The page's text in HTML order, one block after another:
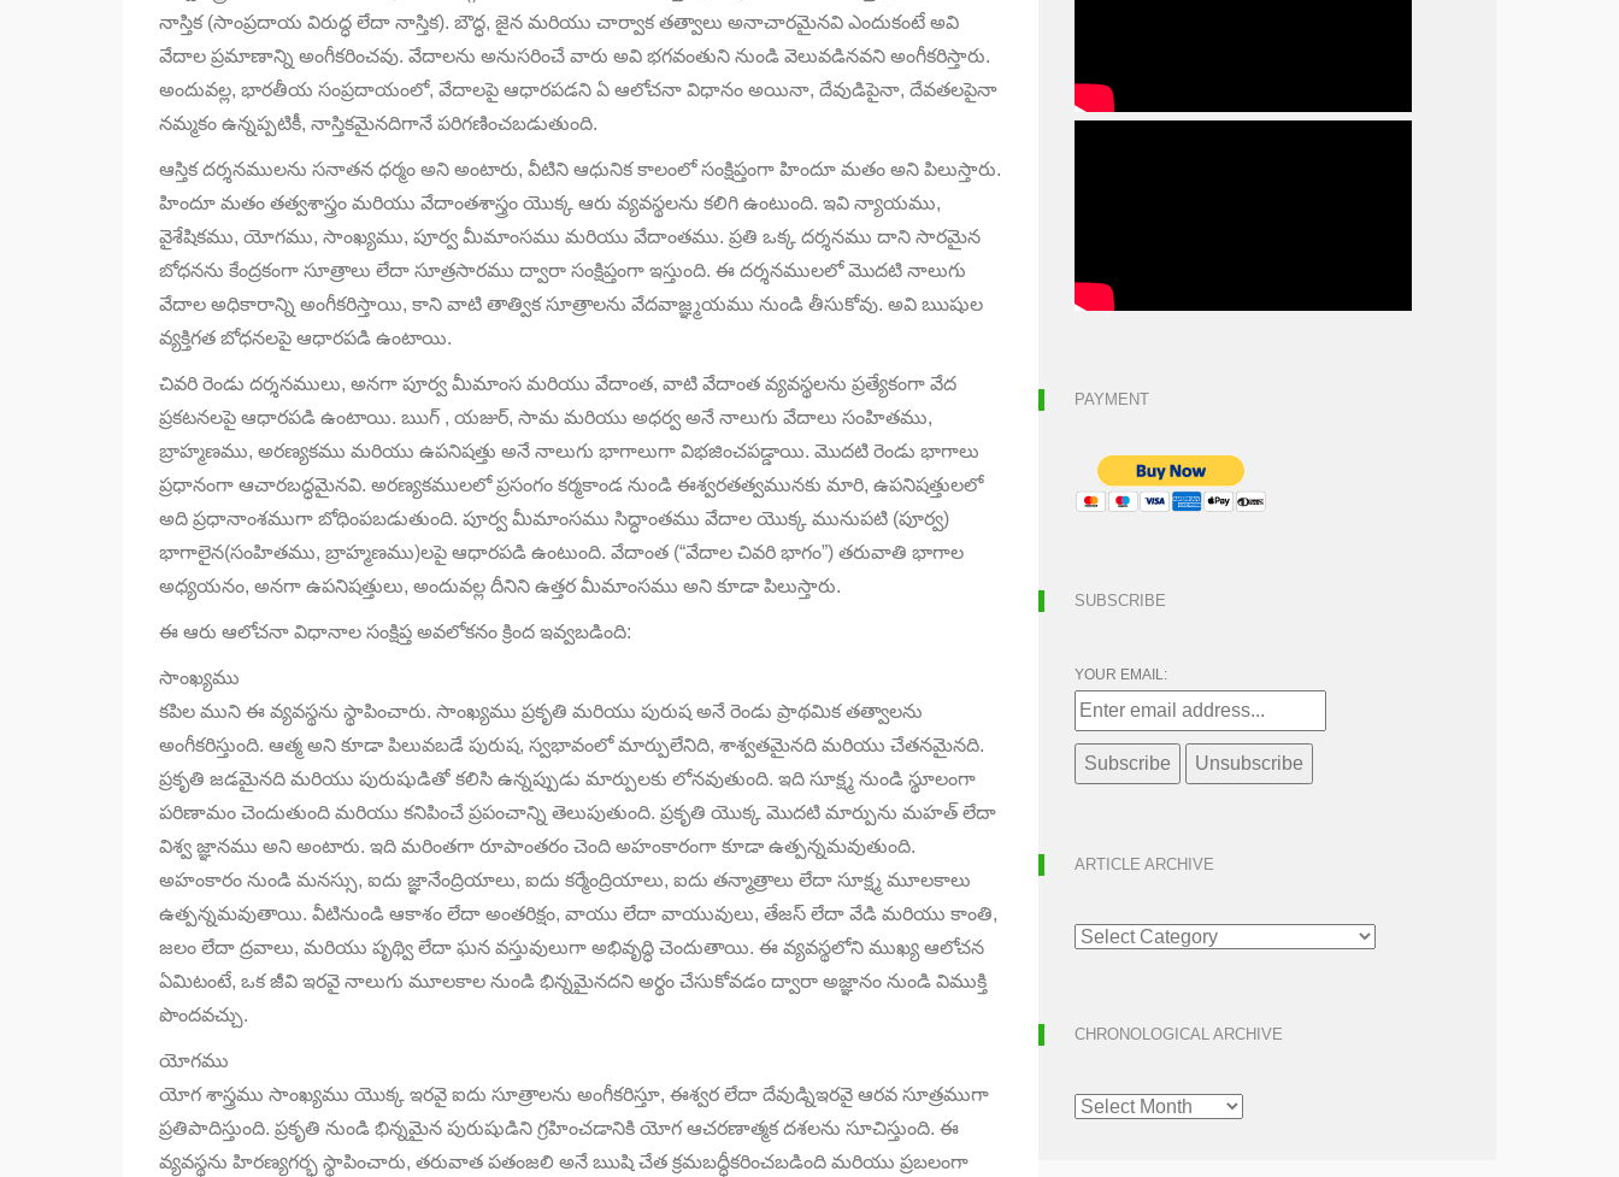
నాస్తిక (సాంప్రదాయ విరుద్ధ లేదా నాస్తిక). బౌద్ధ, జైన మరియు చార్వాక తత్వాలు అనాచారమైనవి ఎందుకంటే అవి
వేదాల ప్రమాణాన్ని అంగీకరించవు. వేదాలను అనుసరించే వారు అవి భగవంతుని నుండి వెలువడినవని అంగీకరిస్తారు.
అందువల్ల, భారతీయ సంప్రదాయంలో, వేదాలపై ఆధారపడని ఏ ఆలోచనా విధానం అయినా, దేవుడిపైనా, దేవతలపైనా
నమ్మకం ఉన్నప్పటికీ, నాస్తికమైనదిగానే పరిగణించబడుతుంది.
ఆస్తిక దర్శనములను సనాతన ధర్మం అని అంటారు, వీటిని ఆధునిక కాలంలో సంక్షిప్తంగా హిందూ మతం అని పిలుస్తారు.
హిందూ మతం తత్వశాస్త్రం మరియు వేదాంతశాస్త్రం యొక్క ఆరు వ్యవస్థలను కలిగి ఉంటుంది. ఇవి న్యాయము,
వైశేషికము, యోగము, సాంఖ్యము, పూర్వ మీమాంసము మరియు వేదాంతము. ప్రతి ఒక్క దర్శనము దాని సారమైన
బోధనను కేంద్రకంగా సూత్రాలు లేదా సూత్రసారము ద్వారా సంక్షిప్తంగా ఇస్తుంది. ఈ దర్శనములలో మొదటి నాలుగు
వేదాల అధికారాన్ని అంగీకరిస్తాయి, కాని వాటి తాత్విక సూత్రాలను వేదవాజ్ఞ్మయము నుండి తీసుకోవు. అవి ఋషుల
వ్యక్తిగత బోధనలపై ఆధారపడి ఉంటాయి.
చివరి రెండు దర్శనములు, అనగా పూర్వ మీమాంస మరియు వేదాంత, వాటి వేదాంత వ్యవస్థలను ప్రత్యేకంగా వేద
ప్రకటనలపై ఆధారపడి ఉంటాయి. ఋగ్ , యజుర్, సామ మరియు అధర్వ అనే నాలుగు వేదాలు సంహితము,
బ్రాహ్మణము, అరణ్యకము మరియు ఉపనిషత్తు అనే నాలుగు భాగాలుగా విభజించపడ్డాయి. మొదటి రెండు భాగాలు
ప్రధానంగా ఆచారబద్ధమైనవి. అరణ్యకములలో ప్రసంగం కర్మకాండ నుండి ఈశ్వరతత్వమునకు మారి, ఉపనిషత్తులలో
అది ప్రధానాంశముగా బోధింపబడుతుంది. పూర్వ మీమాంసము సిద్ధాంతము వేదాల యొక్క మునుపటి (పూర్వ)
భాగాలైన(సంహితము, బ్రాహ్మణము)లపై ఆధారపడి ఉంటుంది. వేదాంత (“వేదాల చివరి భాగం”) తరువాతి భాగాల
అధ్యయనం, అనగా ఉపనిషత్తులు, అందువల్ల దీనిని ఉత్తర మీమాంసము అని కూడా పిలుస్తారు.
ఈ ఆరు ఆలోచనా విధానాల సంక్షిప్త అవలోకనం క్రింద ఇవ్వబడింది:
సాంఖ్యము
కపిల ముని ఈ వ్యవస్థను స్థాపించారు. సాంఖ్యము ప్రకృతి మరియు పురుష అనే రెండు ప్రాథమిక తత్వాలను
అంగీకరిస్తుంది. ఆత్మ అని కూడా పిలువబడే పురుష, స్వభావంలో మార్పులేనిది, శాశ్వతమైనది మరియు చేతనమైనది.
ప్రకృతి జడమైనది మరియు పురుషుడితో కలిసి ఉన్నప్పుడు మార్పులకు లోనవుతుంది. ఇది సూక్ష్మ నుండి స్థూలంగా
పరిణామం చెందుతుంది మరియు కనిపించే ప్రపంచాన్ని తెలుపుతుంది. ప్రకృతి యొక్క మొదటి మార్పును మహత్ లేదా
విశ్వ జ్ఞానము అని అంటారు. ఇది మరింతగా రూపాంతరం చెంది అహంకారంగా కూడా ఉత్పన్నమవుతుంది.
అహంకారం నుండి మనస్సు, ఐదు జ్ఞానేంద్రియాలు, ఐదు కర్మేంద్రియాలు, ఐదు తన్మాత్రాలు లేదా సూక్ష్మ మూలకాలు
ఉత్పన్నమవుతాయి. వీటినుండి ఆకాశం లేదా అంతరిక్షం, వాయు లేదా వాయువులు, తేజస్ లేదా వేడి మరియు కాంతి,
జలం లేదా ద్రవాలు, మరియు పృథ్వి లేదా ఘన వస్తువులుగా అభివృద్ధి చెందుతాయి. ఈ వ్యవస్థలోని ముఖ్య ఆలోచన
ఏమిటంటే, ఒక జీవి ఇరవై నాలుగు మూలకాల నుండి భిన్నమైనదని అర్థం చేసుకోవడం ద్వారా అజ్ఞానం నుండి విముక్తి
పొందవచ్చు.
యోగము
యోగ శాస్త్రము సాంఖ్యము యొక్క ఇరవై ఐదు సూత్రాలను అంగీకరిస్తూ, ఈశ్వర లేదా దేవుడ్నిఇరవై ఆరవ సూత్రముగా
ప్రతిపాదిస్తుంది. ప్రకృతి నుండి భిన్నమైన పురుషుడిని గ్రహించడానికి యోగ ఆచరణాత్మక దశలను సూచిస్తుంది. ఈ
వ్యవస్థను హిరణ్యగర్భ స్థాపించారు, తరువాత పతంజలి అనే ఋషి చేత క్రమబద్ధీకరించబడింది మరియు ప్రబలంగా
PAYMENT
SUBSCRIBE
YOUR EMAIL:
ARTICLE ARCHIVE
ARTICLE
ARCHIVE
CHRONOLOGICAL ARCHIVE
CHRONOLOGICAL
ARCHIVE